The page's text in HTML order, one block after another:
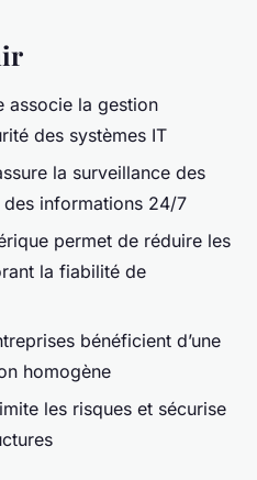
associe la gestion
des systèmes IT
la surveillance des
informations 24/7
permet de réduire les
la fiabilité de
bénéficient d’une
homogène
les risques et sécurise